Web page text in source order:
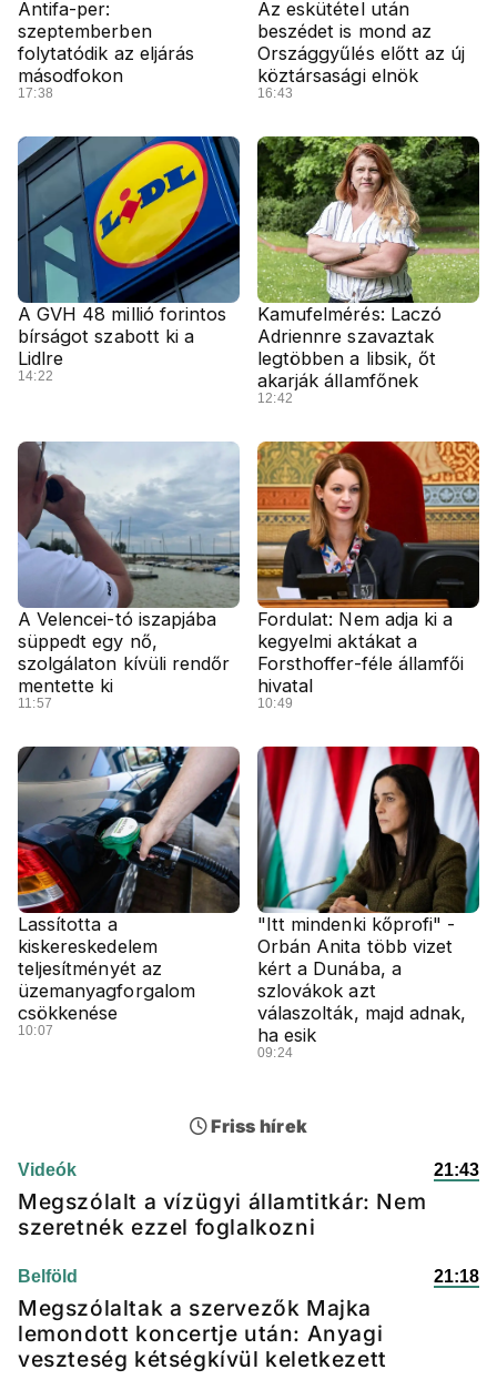
Antifa-per:
szeptemberben
folytatódik az eljárás
másodfokon
17:38
Az eskütétel után
beszédet is mond az
Országgyűlés előtt az új
köztársasági elnök
16:43
A GVH 48 millió forintos
bírságot szabott ki a
Lidlre
14:22
Kamufelmérés: Laczó
Adriennre szavaztak
legtöbben a libsik, őt
akarják államfőnek
12:42
A Velencei-tó iszapjába
süppedt egy nő,
szolgálaton kívüli rendőr
mentette ki
11:57
Fordulat: Nem adja ki a
kegyelmi aktákat a
Forsthoffer-féle államfői
hivatal
10:49
Lassította a
kiskereskedelem
teljesítményét az
üzemanyagforgalom
csökkenése
10:07
"Itt mindenki kőprofi" -
Orbán Anita több vizet
kért a Dunába, a
szlovákok azt
válaszolták, majd adnak,
ha esik
09:24
Friss hírek
Videók 21:43
Megszólalt a vízügyi államtitkár: Nem
szeretnék ezzel foglalkozni
Belföld 21:18
Megszólaltak a szervezők Majka
lemondott koncertje után: Anyagi
veszteség kétségkívül keletkezett